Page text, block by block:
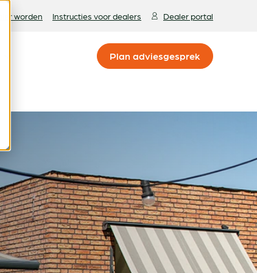
worden Instructies voor dealers Dealer portal
Plan adviesgesprek